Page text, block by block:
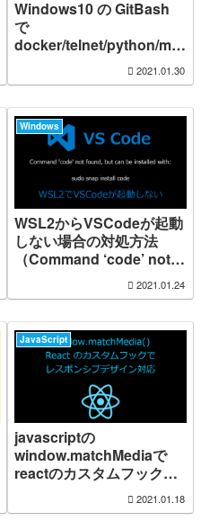
Windows10 の GitBash
で
docker/telnet/python/my
sql が実行できない場合は
winpty で実行 （the
If you are using mintty,
try prefixing the
command with ‘winpty’）
2021.01.30
Windows
WSL2からVSCodeが起動
しない場合の対処方法
（Command ‘code’ not
found, but can be
installed with: sudo snap
2021.01.24
JavaScript
javascriptの
window.matchMediaで
reactのカスタムフック
（useMediaQuery）を作
成してレスポンシブ対応
2021.01.18